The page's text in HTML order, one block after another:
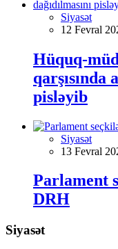
Siyasət
12 Fevral
Hüquq-
qarşısında
pisləyib
Siyasət
13 Fevral
Parlament
DRH
Siyasət